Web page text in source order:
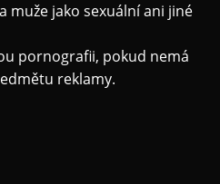
muže jako sexuální ani jiné
pornografii, pokud nemá
reklamy.